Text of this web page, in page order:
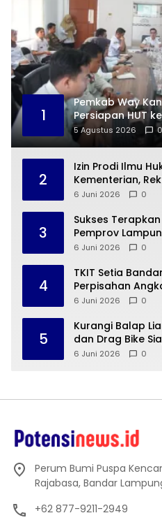
1
Pemkab Way
Persiapan HUT
Kegiatan Siap
5 Agustus 2026 0
2
Izin Prodi Ilmu
Kementerian,
Sjakhyakirti
6 Juni 2026 0
3
Sukses Terapkan
Pemprov
BKN
6 Juni 2026 0
4
TKIT Setia
Perpisahan
Alam Semesta
6 Juni 2026 0
5
Kurangi Balap
dan Drag Bike
6 Juni 2026 0
Perum Bumi Puspa
Rajabasa, Bandar
+62 877-9211-2949